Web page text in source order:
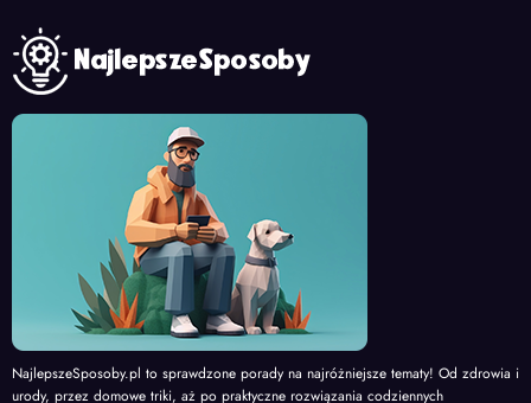
NajlepszeSposoby.pl to sprawdzone porady na najróżniejsze tematy! Od zdrowia i
urody, przez domowe triki, aż po praktyczne rozwiązania codziennych
problemów. Znajdziesz tutaj najlepsze sposoby na wszystko, co Cię interesuje.